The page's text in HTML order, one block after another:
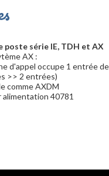
poste série IE, TDH et AX
AX :
d'appel occupe 1 entrée
>> 2 entrées)
comme AXDM
alimentation 40781